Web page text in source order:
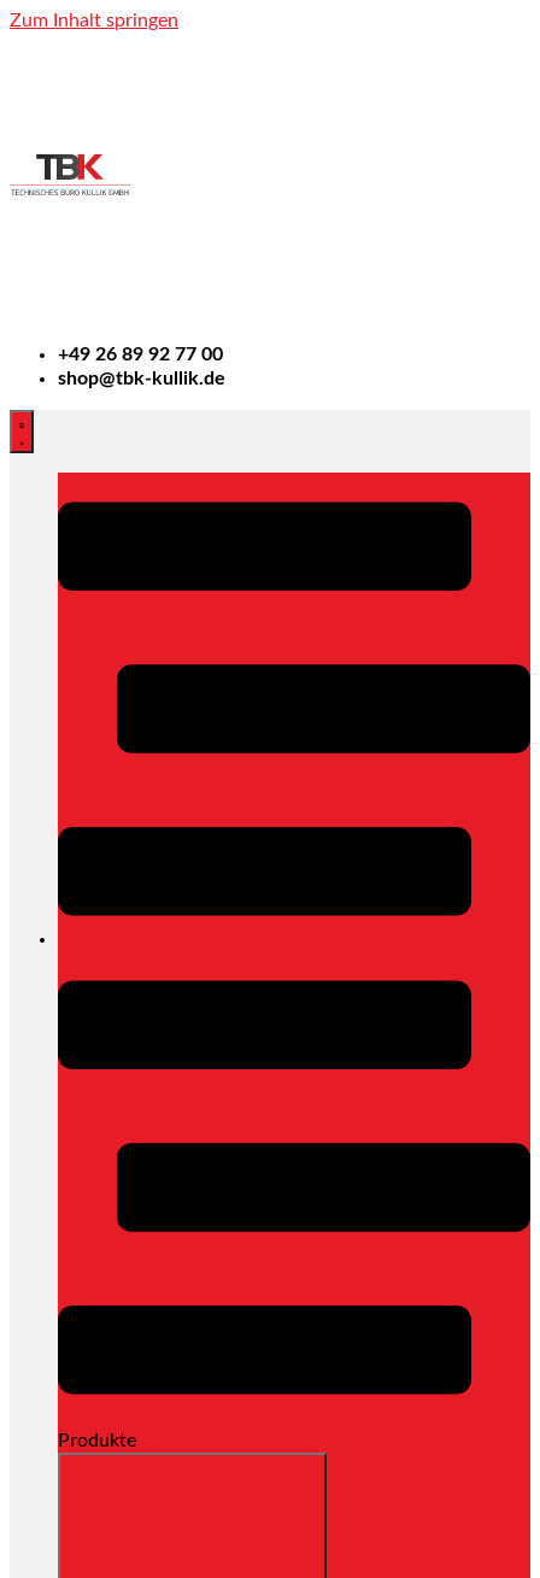
Zum Inhalt springen
+49 26 89 92 77 00
shop@tbk-kullik.de
Produkte